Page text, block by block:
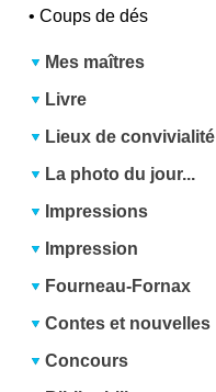
•Coups de dés
Mes maîtres
Livre
Lieux de convivialité
La photo du jour...
Impressions
Impression
Fourneau-Fornax
Contes et nouvelles
Concours